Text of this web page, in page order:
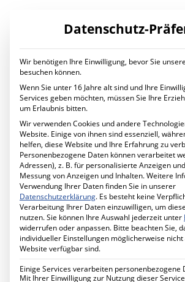
LEISTUNGEN
Digitaler Wandel im Unternehmen
Ihr Projekt mit uns
IT Services
Planung und Betrieb
IT Managed Services
Ihr Projekt mit uns
Cyber Security
Mehr Sicherheit für Ihr Unternehmen
Förderprogramm MID-Digitale
Ihr Projekt mit uns
Schule Digital
Unterricht digital gestalten
Ihr Projekt mit uns
Cabling Solutions
Strukturierte Verkabelung im Gebäude
Ihr Projekt mit uns
Datenschutz
Datenschutz für Ihr Unternehmen
Month: August
Datenschutz-
Wir benötigen Ihre Einwilligung, bevor Sie
besuchen können.
Wenn Sie unter 16 Jahre alt sind und Ihre
Services geben möchten, müssen Sie Ihre
um Erlaubnis bitten.
Wir verwenden Cookies und andere
Website. Einige von ihnen sind essenziell,
helfen, diese Website und Ihre Erfahrung zu
Personenbezogene Daten können verarbeitet
Adressen), z. B. für personalisierte Anzeigen
Messung von Anzeigen und Inhalten.Weitere
Verwendung Ihrer Daten finden Sie in unserer
Datenschutzerklärung. Es besteht keine
Verarbeitung Ihrer Daten einzuwilligen, um
nutzen.Sie können Ihre Auswahl jederzeit unter
widerrufen oder anpassen. Bitte beachten Sie,
individueller Einstellungen möglicherweise
Website verfügbar sind.
Einige Services verarbeiten personenbezogene
Mit Ihrer Einwilligung zur Nutzung dieser